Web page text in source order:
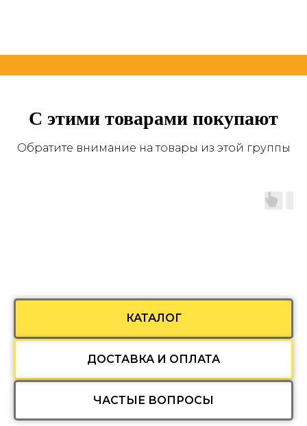
С этими товарами покупают
Обратите внимание на товары из этой группы
КАТАЛОГ
ДОСТАВКА И ОПЛАТА
ЧАСТЫЕ ВОПРОСЫ